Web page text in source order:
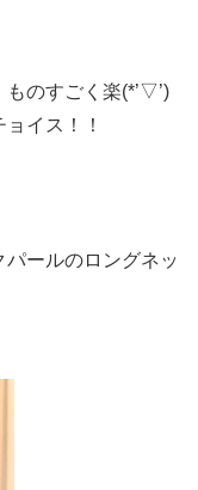
のすごく楽(*’▽’)
イス！！
ールのロングネッ